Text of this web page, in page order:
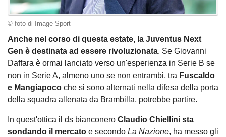
© foto di Image Sport
Anche nel corso di questa estate, la Juventus Next
Gen è destinata ad essere rivoluzionata. Se Giovanni
Daffara è ormai lanciato verso un'esperienza in Serie B se
non in Serie A, almeno uno se non entrambi, tra Fuscaldo
e Mangiapoco che si sono alternati nella difesa della porta
della squadra allenata da Brambilla, potrebbe partire.
In quest'ottica il ds bianconero Claudio Chiellini sta
sondando il mercato e secondo La Nazione, ha messo gli